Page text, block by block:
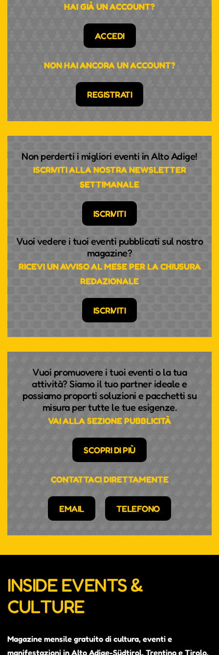
HAI GIÀ UN ACCOUNT?
ACCEDI
NON HAI ANCORA UN ACCOUNT?
REGISTRATI
Non perderti i migliori eventi in Alto Adige!
ISCRIVITI ALLA NOSTRA NEWSLETTER
SETTIMANALE
ISCRIVITI
Vuoi vedere i tuoi eventi pubblicati sul nostro
magazine?
RICEVI UN AVVISO AL MESE PER LA CHIUSURA
REDAZIONALE
ISCRIVITI
Vuoi promuovere i tuoi eventi o la tua
attività? Siamo il tuo partner ideale e
possiamo proporti soluzioni e pacchetti su
misura per tutte le tue esigenze.
VAI ALLA SEZIONE PUBBLICITÀ
SCOPRI DI PIÙ
CONTATTACI DIRETTAMENTE
EMAIL TELEFONO
INSIDE EVENTS &
CULTURE
Magazine mensile gratuito di cultura, eventi e
manifestazioni in Alto Adige-Südtirol, Trentino e Tirolo.